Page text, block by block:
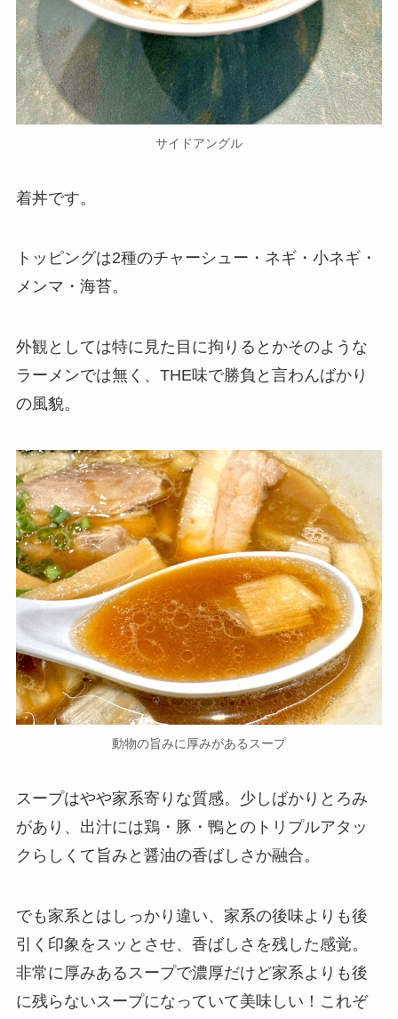
サイドアングル
着丼です。
トッピングは2種のチャーシュー・ネギ・小ネギ・
メンマ・海苔。
外観としては特に見た目に拘りるとかそのような
ラーメンでは無く、THE味で勝負と言わんばかり
の風貌。
動物の旨みに厚みがあるスープ
スープはやや家系寄りな質感。少しばかりとろみ
があり、出汁には鶏・豚・鴨とのトリプルアタッ
クらしくて旨みと醤油の香ばしさか融合。
でも家系とはしっかり違い、家系の後味よりも後
引く印象をスッとさせ、香ばしさを残した感覚。
非常に厚みあるスープで濃厚だけど家系よりも後
に残らないスープになっていて美味しい！これぞ